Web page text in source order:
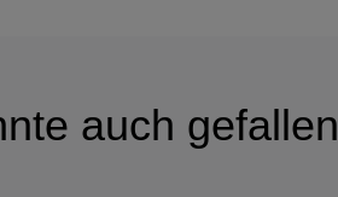
auch gefallen